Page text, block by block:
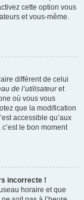
cette option vous
et vous-même.
différent de celui
de l’utilisateuret
où vous vous
que la modification
accessible qu’aux
le bon moment
incorrecte !
horaire et que